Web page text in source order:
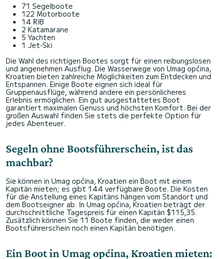
71 Segelboote
122 Motorboote
14 RIB
2 Katamarane
5 Yachten
1 Jet-Ski
Die Wahl des richtigen Bootes sorgt für einen reibungslosen
und angenehmen Ausflug. Die Wasserwege von Umag općina,
Kroatien bieten zahlreiche Möglichkeiten zum Entdecken und
Entspannen. Einige Boote eignen sich ideal für
Gruppenausflüge, während andere ein persönlicheres
Erlebnis ermöglichen. Ein gut ausgestattetes Boot
garantiert maximalen Genuss und höchsten Komfort. Bei der
großen Auswahl finden Sie stets die perfekte Option für
jedes Abenteuer.
Segeln ohne Bootsführerschein, ist das
machbar?
Sie können in Umag općina, Kroatien ein Boot mit einem
Kapitän mieten; es gibt 144 verfügbare Boote. Die Kosten
für die Anstellung eines Kapitäns hängen vom Standort und
dem Bootseigner ab. In Umag općina, Kroatien beträgt der
durchschnittliche Tagespreis für einen Kapitän $115,35.
Zusätzlich können Sie 11 Boote finden, die weder einen
Bootsführerschein noch einen Kapitän benötigen.
Ein Boot in Umag općina, Kroatien mieten: